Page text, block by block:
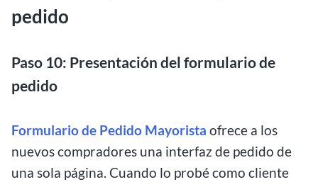
pedido
Paso 10: Presentación del formulario de
pedido
Formulario de Pedido Mayorista ofrece a los
nuevos compradores una interfaz de pedido de
una sola página. Cuando lo probé como cliente